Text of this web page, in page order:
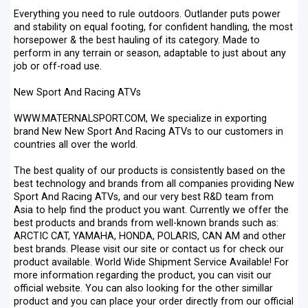
Everything you need to rule outdoors. Outlander puts power
and stability on equal footing, for confident handling, the most
horsepower & the best hauling of its category. Made to
perform in any terrain or season, adaptable to just about any
job or off-road use.
New Sport And Racing ATVs
WWW.MATERNALSPORT.COM, We specialize in exporting
brand New New Sport And Racing ATVs to our customers in
countries all over the world.
The best quality of our products is consistently based on the
best technology and brands from all companies providing New
Sport And Racing ATVs, and our very best R&D team from
Asia to help find the product you want. Currently we offer the
best products and brands from well-known brands such as:
ARCTIC CAT, YAMAHA, HONDA, POLARIS, CAN AM and other
best brands. Please visit our site or contact us for check our
product available. World Wide Shipment Service Available! For
more information regarding the product, you can visit our
official website. You can also looking for the other simillar
product and you can place your order directly from our official